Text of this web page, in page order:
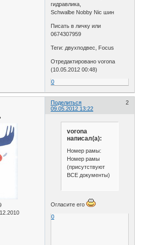
гидравлика,
Schwalbe Nobby Nic шин
Писать в личку или
0674307959
Теги: двухподвес, Focus
Отредактировано vorona
(10.05.2012 00:48)
0
Поделиться
2
09.05.2012 13:22
vorona
написал(а):
Номер рамы:
Номер рамы
(присутствуют
ВСЕ документы)
Огласите его
0